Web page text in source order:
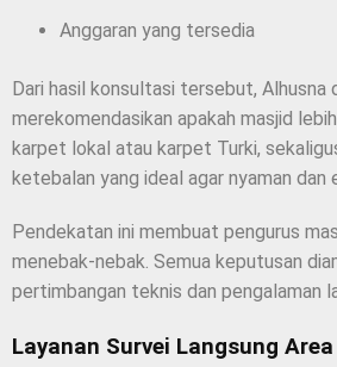
Anggaran yang tersedia
Dari hasil konsultasi tersebut, Alhusna
merekomendasikan apakah masjid
karpet lokal atau karpet Turki,
ketebalan yang ideal agar nyaman dan
Pendekatan ini membuat pengurus
menebak-nebak. Semua keputusan
pertimbangan teknis dan pengalaman
Layanan Survei Langsung